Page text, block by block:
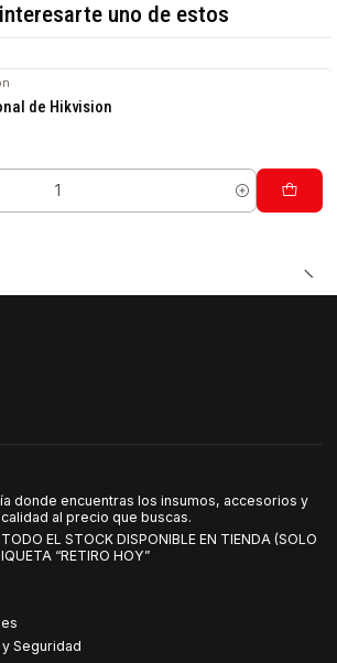
uno de estos
de Hikvision
donde encuentras los insumos, accesorios y
al precio que buscas.
EL STOCK DISPONIBLE EN TIENDA (SOLO
“RETIRO HOY”
Seguridad